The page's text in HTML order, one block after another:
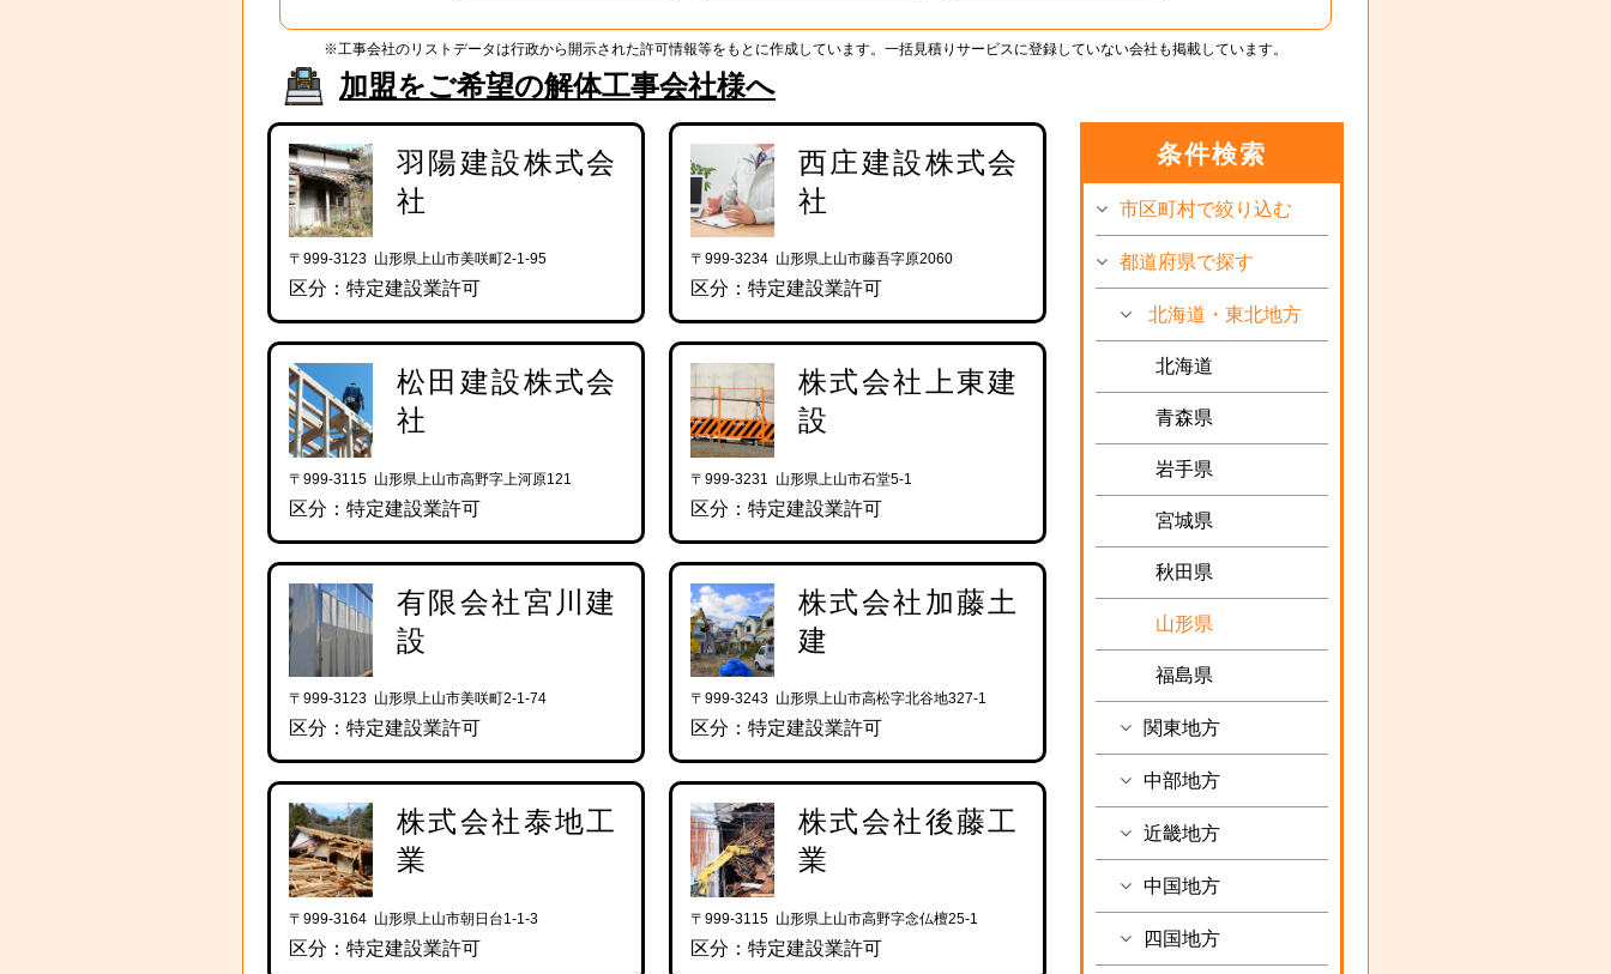
※工事会社のリストデータは行政から開示された許可情報等をもとに作成しています。一括見積りサービスに登録していない会社も掲載しています。
加盟をご希望の解体工事会社様へ
条件検索
市区町村で絞り込む
都道府県で探す
北海道・東北地方
北海道
青森県
岩手県
宮城県
秋田県
山形県
福島県
関東地方
中部地方
近畿地方
中国地方
四国地方
羽陽建設株式会
社
〒999-3123 山形県上山市美咲町2-1-95
区分：特定建設業許可
西庄建設株式会
社
〒999-3234 山形県上山市藤吾字原2060
区分：特定建設業許可
松田建設株式会
社
〒999-3115 山形県上山市高野字上河原121
区分：特定建設業許可
株式会社上東建
設
〒999-3231 山形県上山市石堂5-1
区分：特定建設業許可
有限会社宮川建
設
〒999-3123 山形県上山市美咲町2-1-74
区分：特定建設業許可
株式会社加藤土
建
〒999-3243 山形県上山市高松字北谷地327-1
区分：特定建設業許可
株式会社泰地工
業
〒999-3164 山形県上山市朝日台1-1-3
区分：特定建設業許可
株式会社後藤工
業
〒999-3115 山形県上山市高野字念仏檀25-1
区分：特定建設業許可